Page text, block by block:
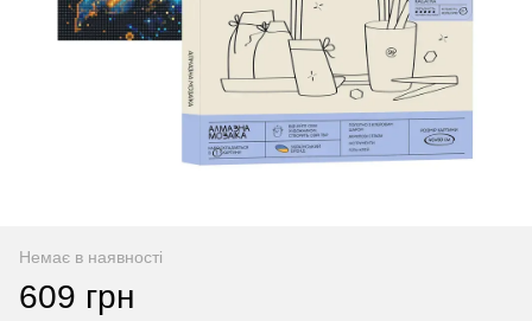
Немає в наявності
609 грн